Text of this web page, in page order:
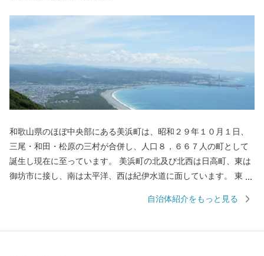
和歌山県のほぼ中央部にある美浜町は、昭和２９年１０月１日、
三尾・和田・松原の三村が合併し、人口８，６６７人の町として
誕生し現在に至っています。 美浜町の北及び北西は日高町、東は
御坊市に接し、南は太平洋、西は紀伊水道に面しています。 東西
平方キロメートルの町で、面積では和歌山県下で二番目に狭い町
自治体紹介をもっと見る